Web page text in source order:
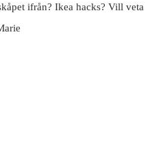
ifrån? Ikea hacks? Vill veta